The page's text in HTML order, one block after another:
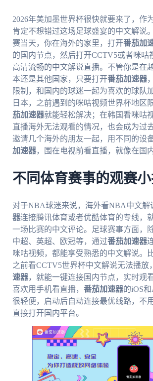
2026年美加墨世界杯很快就要来了，作
肯定不想错过这场足球盛宴的中文解说
赛当天，你在海外的家里，打开番茄加
的国内节点，然后打开CCTV5或者咪咕
高清流畅的中文解说直播。不管你是在
本还是其他国家，只要打开番茄加速器
限制，和国内的球迷一起为喜欢的球队
日本，之前遇到的咪咕视频世界杯地区
茄加速器就能轻松解决；在韩国看咪咕
直播海外无法观看的情况，也会成为过
邀请几个海外的朋友一起，用不同的设
加速器，围在电视前看直播，就像在国
不同体育赛事的观赛
对于NBA球迷来说，海外看NBA中文解
器连接腾讯体育或者优酷体育的专线，
一场比赛的中文评论。足球赛事方面，
中超、英超、欧冠等，通过番茄加速器
咪咕视频，都能享受熟悉的中文解说。
之前看CCTV5世界杯中文解说无法播放
速器，就能一键连接国内节点，实时观
喜欢用手机看直播， 番茄加速器的iOS
很轻便，启动后自动连接最优线路，不
直接打开国内平台。